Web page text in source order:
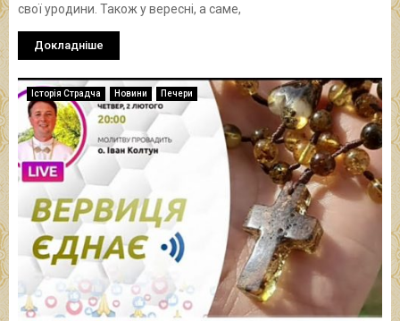
свої уродини. Також у вересні, а саме,
Докладніше
Історія Страдча Новини Печери